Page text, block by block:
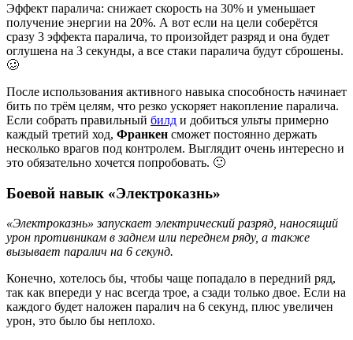
Эффект паралича: снижает скорость на 30% и уменьшает
получение энергии на 20%. А вот если на цели соберётся
сразу 3 эффекта паралича, то произойдет разряд и она будет
оглушена на 3 секунды, а все стаки паралича будут сброшены.
🥴
После использования активного навыка способность начинает
бить по трём целям, что резко ускоряет накопление паралича.
Если собрать правильный билд и добиться ульты примерно
каждый третий ход, Франкен сможет постоянно держать
несколько врагов под контролем. Выглядит очень интересно и
это обязательно хочется попробовать. 🙂
Боевой навык «Электроказнь»
«Электроказнь» запускает электрический разряд, наносящий
урон противникам в заднем или переднем ряду, а также
вызывает паралич на 6 секунд.
Конечно, хотелось бы, чтобы чаще попадало в передний ряд,
так как впереди у нас всегда трое, а сзади только двое. Если на
каждого будет наложен паралич на 6 секунд, плюс увеличен
урон, это было бы неплохо.